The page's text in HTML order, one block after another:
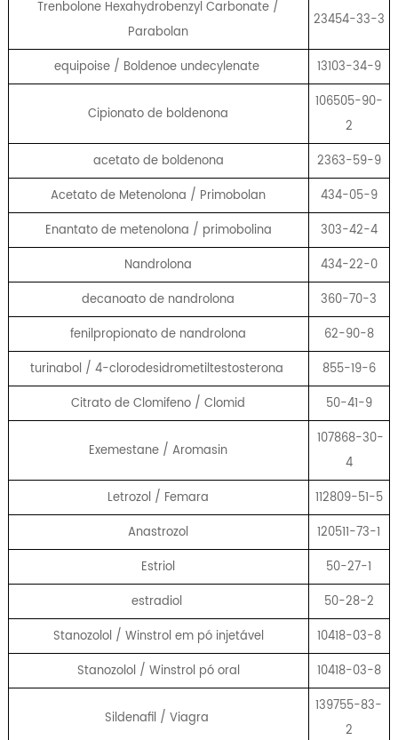
Trenbolone Hexahydrobenzyl Carbonate /
Parabolan
23454-33-3
equipoise / Boldenoe undecylenate 13103-34-9
Cipionato de boldenona
106505-90-
2
acetato de boldenona
2363-59-9
Acetato de Metenolona / Primobolan
434-05-9
Enantato de metenolona / primobolina
303-42-4
Nandrolona
434-22-0
decanoato de nandrolona
360-70-3
fenilpropionato de nandrolona
62-90-8
turinabol / 4-clorodesidrometiltestosterona
855-19-6
Citrato de Clomifeno / Clomid
50-41-9
Exemestane / Aromasin
107868-30-
4
Letrozol / Femara
112809-51-5
Anastrozol
120511-73-1
Estriol
50-27-1
estradiol
50-28-2
Stanozolol / Winstrol em pó injetável
10418-03-8
Stanozolol / Winstrol pó oral
10418-03-8
Sildenafil / Viagra
139755-83-
2